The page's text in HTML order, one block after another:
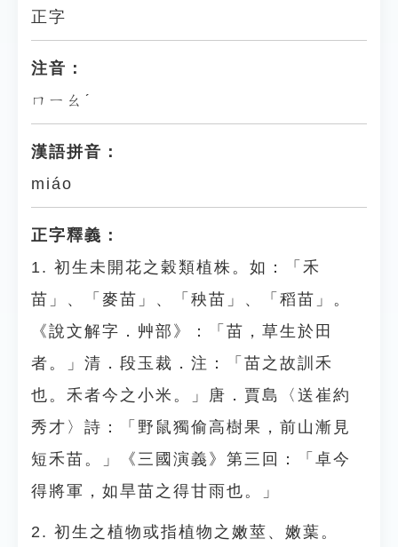
正字
注音：
ㄇㄧㄠˊ
漢語拼音：
miáo
正字釋義：
1. 初生未開花之穀類植株。如：「禾
苗」、「麥苗」、「秧苗」、「稻苗」。
《說文解字．艸部》：「苗，草生於田
者。」清．段玉裁．注：「苗之故訓禾
也。禾者今之小米。」唐．賈島〈送崔約
秀才〉詩：「野鼠獨偷高樹果，前山漸見
短禾苗。」《三國演義》第三回：「卓今
得將軍，如旱苗之得甘雨也。」
2. 初生之植物或指植物之嫩莖、嫩葉。